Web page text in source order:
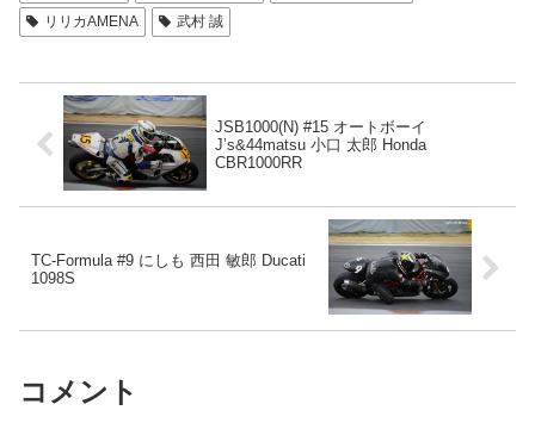
リリカAMENA
武村 誠
JSB1000(N) #15 オートボーイ
J’s&44matsu 小口 太郎 Honda
CBR1000RR
TC-Formula #9 にしも 西田 敏郎 Ducati
1098S
コメント